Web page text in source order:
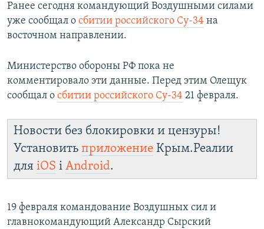
Ранее сегодня командующий Воздушными силами
уже сообщал о сбитии российского Су-34 на
восточном направлении.
Министерство обороны РФ пока не
комментировало эти данные. Перед этим Олещук
сообщал о сбитии российского Су-34 21 февраля.
Новости без блокировки и цензуры!
Установить приложение Крым.Реалии
для iOS і Android.
19 февраля командование Воздушных сил и
главнокомандующий Александр Сырский